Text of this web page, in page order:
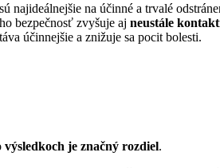
najideálnejšie na účinné a trvalé
bezpečnosť zvyšuje aj neustále
účinnejšie a znižuje sa pocit bolesti.
výsledkoch je značný rozdiel.